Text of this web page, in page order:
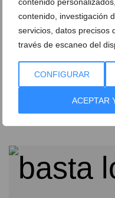
contenido, investigación
servicios, datos precisos
través de escaneo del
CONFIGURAR
ACEPTAR
La nueva carta de
los amantes de la